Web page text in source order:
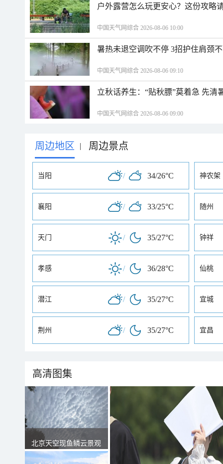
户外露营怎么玩更安心？这份攻略
中国天气网综合 2026-08-06 10:00
暑热未退空调吹不停 3招护住肩颈
中国天气网综合 2026-08-06 09:10
立秋话养生：“贴秋膘”莫着急 先清
中国天气网综合 2026-08-06 09:00
周边地区 | 周边景点
当阳 / 34/26°C 神农架
襄阳 / 33/25°C 随州
天门 / 35/27°C 钟祥
孝感 / 36/28°C 仙桃
潜江 / 35/27°C 宜城
荆州 / 35/27°C 宜昌
高清图集
北京天空现鱼鳞云景观